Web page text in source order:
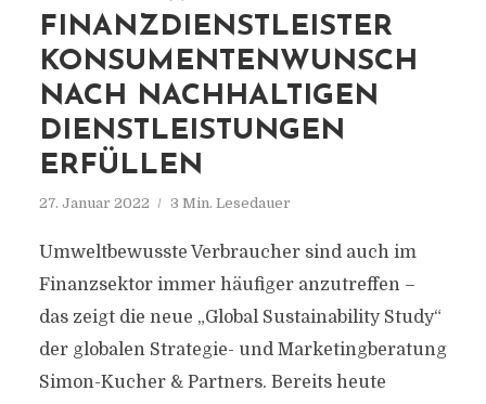
FINANZDIENSTLEISTER
KONSUMENTENWUNSCH
NACH NACHHALTIGEN
DIENSTLEISTUNGEN
ERFÜLLEN
27. Januar 2022 3 Min. Lesedauer
Umweltbewusste Verbraucher sind auch im
Finanzsektor immer häufiger anzutreffen –
das zeigt die neue „Global Sustainability Study“
der globalen Strategie- und Marketingberatung
Simon-Kucher & Partners. Bereits heute